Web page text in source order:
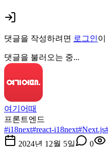
댓글을 작성하려면 로그인이
댓글을 불러오는 중...
여기어때
프론트엔드
#i18next#react-i18next#Next.js
2024년 12월 5일
0